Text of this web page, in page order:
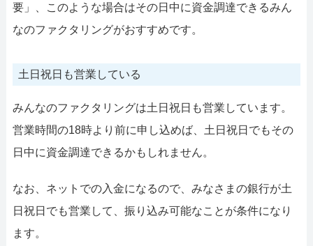
要」、このような場合はその日中に資金調達できるみん
なのファクタリングがおすすめです。
土日祝日も営業している
みんなのファクタリングは土日祝日も営業しています。
営業時間の18時より前に申し込めば、土日祝日でもその
日中に資金調達できるかもしれません。
なお、ネットでの入金になるので、みなさまの銀行が土
日祝日でも営業して、振り込み可能なことが条件になり
ます。